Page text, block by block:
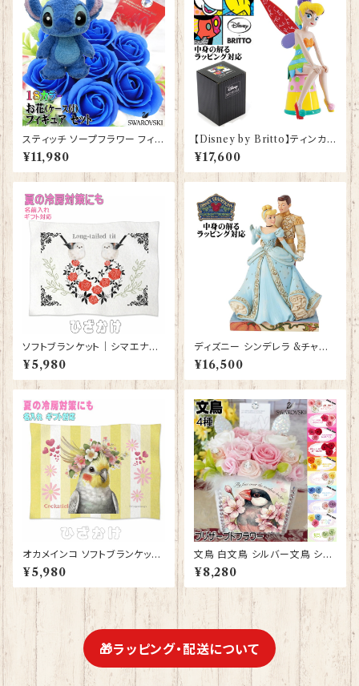
スティッチ ソープフラワー フィギ
ュア セット 花束 誕生日プレゼン
ト お祝い プレゼント フラワーギ
フト フラワーアレンジメント 【br
¥11,980
【Disney by Britto】ティンカ
ー・ベル シッティングポーズ ピ
ーターパン グッズ ロメロ ブリッ
ト フィギュア プレゼント ギフト
籍祝い 誕生日プレゼント 還暦
祝い プロポーズ 結婚記念日 デ
ィズニーランド ディズニーシー
ディズニーワールド
¥17,600
ソフトブランケット｜シマエナガ
グッズ ひざかけ 毛布【型番 SB-
132】モダン しまえなが プレゼ
ント ギフト
¥5,980
ディズニー シンデレラ &チャー
ミング王子 フィギュア プレゼン
ト ギフト グッズ 誕生日 人形 置
物 ジムショア グッズ Disney T
暦祝い お祝い 結婚記念日 JIM
SHORE ディズニーランド ディ
ズニーシー ディズニーワールド
¥16,500
オカメインコ ソフトブランケット
鳥 かわいいグッズ ひざかけ 毛
布【型番 SB-10006】誕生日プ
レゼント ギフト 出産祝い お花
の王冠
¥5,980
文鳥 白文鳥 シルバー文鳥 シナ
モン文鳥 花束 プリザーブドフラ
ワー 仏花 お供え 仏壇 お祝い
ギフト プレゼント 誕生日 結婚
記念日 結婚祝い
¥8,280
🎁ラッピング・配送について